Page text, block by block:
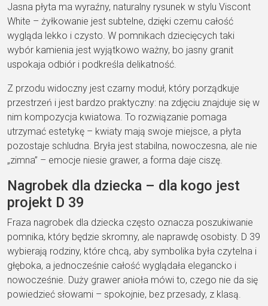
Jasna płyta ma wyraźny, naturalny rysunek w stylu Viscont
White – żyłkowanie jest subtelne, dzięki czemu całość
wygląda lekko i czysto. W pomnikach dziecięcych taki
wybór kamienia jest wyjątkowo ważny, bo jasny granit
uspokaja odbiór i podkreśla delikatność.
Z przodu widoczny jest czarny moduł, który porządkuje
przestrzeń i jest bardzo praktyczny: na zdjęciu znajduje się w
nim kompozycja kwiatowa. To rozwiązanie pomaga
utrzymać estetykę – kwiaty mają swoje miejsce, a płyta
pozostaje schludna. Bryła jest stabilna, nowoczesna, ale nie
„zimna” – emocje niesie grawer, a forma daje ciszę.
Nagrobek dla dziecka – dla kogo jest
projekt D 39
Fraza nagrobek dla dziecka często oznacza poszukiwanie
pomnika, który będzie skromny, ale naprawdę osobisty. D 39
wybierają rodziny, które chcą, aby symbolika była czytelna i
głęboka, a jednocześnie całość wyglądała elegancko i
nowocześnie. Duży grawer anioła mówi to, czego nie da się
powiedzieć słowami – spokojnie, bez przesady, z klasą.